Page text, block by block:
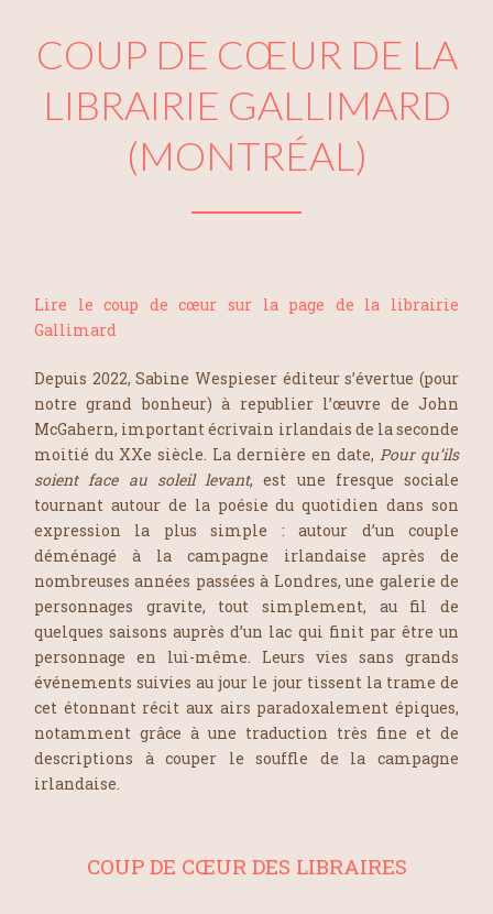
COUP DE CŒUR DE LA
LIBRAIRIE GALLIMARD
(MONTRÉAL)
Lire le coup de cœur sur la page de la librairie
Gallimard
Depuis 2022, Sabine Wespieser éditeur s’évertue (pour
notre grand bonheur) à republier l’œuvre de John
McGahern, important écrivain irlandais de la seconde
moitié du XXe siècle. La dernière en date, Pour qu’ils
soient face au soleil levant, est une fresque sociale
tournant autour de la poésie du quotidien dans son
expression la plus simple : autour d’un couple
déménagé à la campagne irlandaise après de
nombreuses années passées à Londres, une galerie de
personnages gravite, tout simplement, au fil de
quelques saisons auprès d’un lac qui finit par être un
personnage en lui-même. Leurs vies sans grands
événements suivies au jour le jour tissent la trame de
cet étonnant récit aux airs paradoxalement épiques,
notamment grâce à une traduction très fine et de
descriptions à couper le souffle de la campagne
irlandaise.
COUP DE CŒUR DES LIBRAIRES